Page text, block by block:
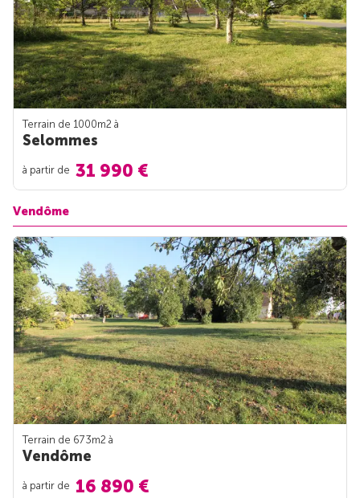
Terrain de 1000m2 à
Selommes
à partir de 31 990 €
Vendôme
Terrain de 673m2 à
Vendôme
à partir de 16 890 €